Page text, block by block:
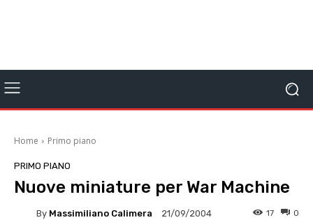
Home Primo piano
PRIMO PIANO
Nuove miniature per War Machine
By Massimiliano Calimera 21/09/2004 0
17